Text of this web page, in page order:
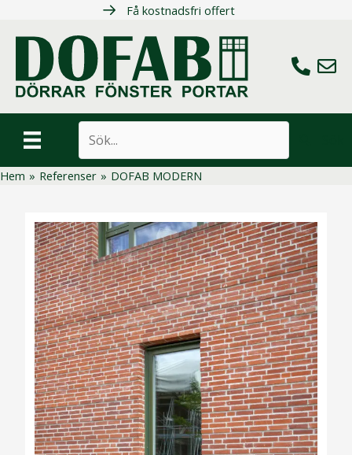
innehåll
Få kostnadsfri offert
Ring oss
Maila
Hem » Referenser » DOFAB MODERN